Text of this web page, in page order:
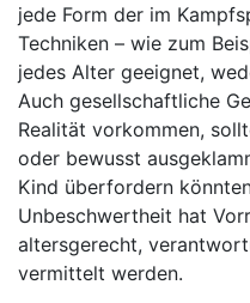
jede Form der im
Techniken – wie zum
jedes Alter geeignet,
Auch gesellschaftliche
Realität vorkommen,
oder bewusst
Kind überfordern
Unbeschwertheit hat
altersgerecht,
vermittelt werden.